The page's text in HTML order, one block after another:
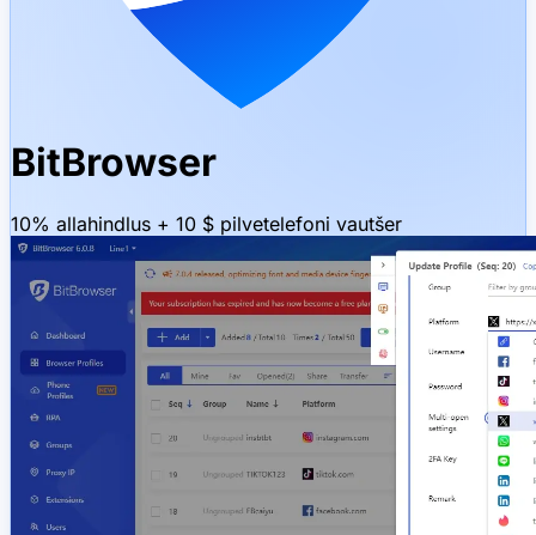
BitBrowser
10% allahindlus + 10 $ pilvetelefoni vautšer